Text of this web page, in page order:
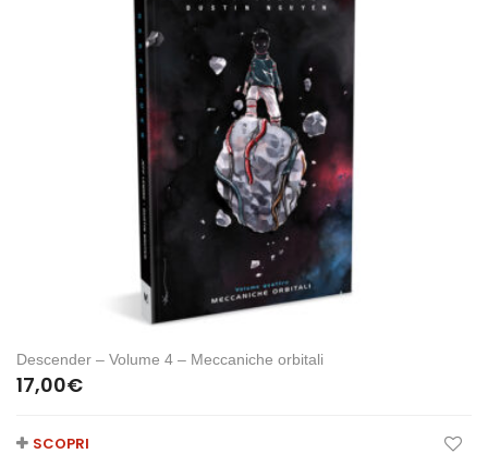
Descender – Volume 4 – Meccaniche orbitali
17,00€
SCOPRI